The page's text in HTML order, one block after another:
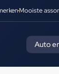
Mooiste
Auto